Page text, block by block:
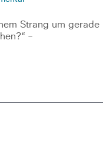
Strang um gerade
–